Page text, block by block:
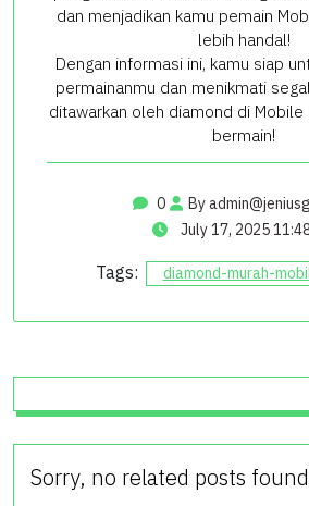
dan menjadikan kamu pemain
lebih handal!
Dengan informasi ini, kamu siap
permainanmu dan menikmati
ditawarkan oleh diamond di Mobile
bermain!
0 By
July 17, 2025
Tags: diamond-murah-
Sorry, no related posts